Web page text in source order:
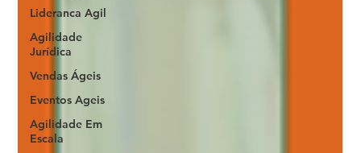
Lideranca Agil
Agilidade
Jurídica
Vendas Ágeis
Eventos Ageis
Agilidade Em
Escala